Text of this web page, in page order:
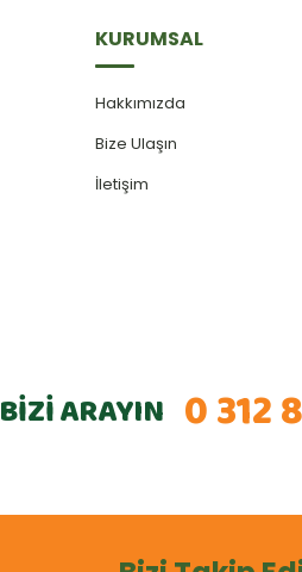
KURUMSAL
Hakkımızda
Bize Ulaşın
İletişim
BİZİ ARAYIN 0 312